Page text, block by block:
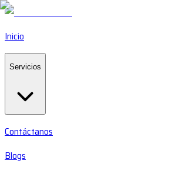
Inicio
Servicios
Contáctanos
Blogs